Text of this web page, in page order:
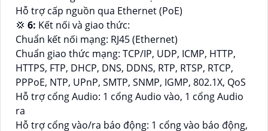
Hỗ trợ cấp nguồn qua Ethernet (PoE)
💢 6: Kết nối và giao thức:
Chuẩn kết nối mạng: RJ45 (Ethernet)
Chuẩn giao thức mạng: TCP/IP, UDP, ICMP, HTTP,
HTTPS, FTP, DHCP, DNS, DDNS, RTP, RTSP, RTCP,
PPPoE, NTP, UPnP, SMTP, SNMP, IGMP, 802.1X, QoS
Hỗ trợ cổng Audio: 1 cổng Audio vào, 1 cổng Audio
ra
Hỗ trợ cổng vào/ra báo động: 1 cổng vào báo động,